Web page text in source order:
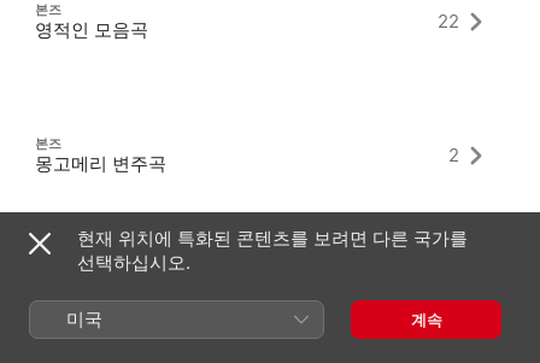
본즈
영적인 모음곡 22
본즈
몽고메리 변주곡 2
The Negro Speaks of Rivers
현재 위치에 특화된 콘텐츠를 보려면 다른 국가를
선택하십시오.
미국 계속